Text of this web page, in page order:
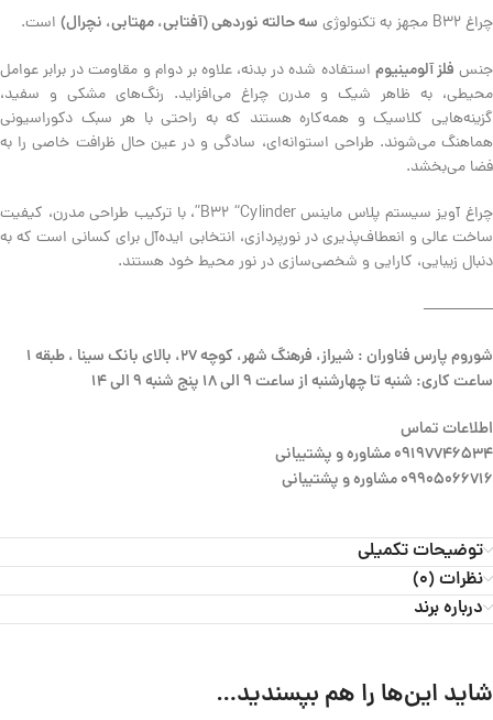
چراغ B32 مجهز به تکنولوژی سه حالته نوردهی (آفتابی، مهتابی، نچرال) است.
جنس فلز آلومینیوم استفاده شده در بدنه، علاوه بر دوام و مقاومت در برابر عوامل
محیطی، به ظاهر شیک و مدرن چراغ می‌افزاید. رنگ‌های مشکی و سفید،
گزینه‌هایی کلاسیک و همه‌کاره هستند که به راحتی با هر سبک دکوراسیونی
هماهنگ می‌شوند. طراحی استوانه‌ای، سادگی و در عین حال ظرافت خاصی را به
فضا می‌بخشد.
چراغ آویز سیستم پلاس ماینس B32 “Cylinder”، با ترکیب طراحی مدرن، کیفیت
ساخت عالی و انعطاف‌پذیری در نورپردازی، انتخابی ایده‌آل برای کسانی است که به
دنبال زیبایی، کارایی و شخصی‌سازی در نور محیط خود هستند.
————–
شوروم پارس فناوران : شیراز، فرهنگ شهر، کوچه 27، بالای بانک سینا ، طبقه 1
ساعت کاری: شنبه تا چهارشنبه از ساعت 9 الی 18 پنج شنبه 9 الی 14
اطلاعات تماس
09197746534 مشاوره و پشتیبانی
09905066716 مشاوره و پشتیبانی
توضیحات تکمیلی
نظرات (0)
درباره برند
شاید این‌ها را هم بپسندید…